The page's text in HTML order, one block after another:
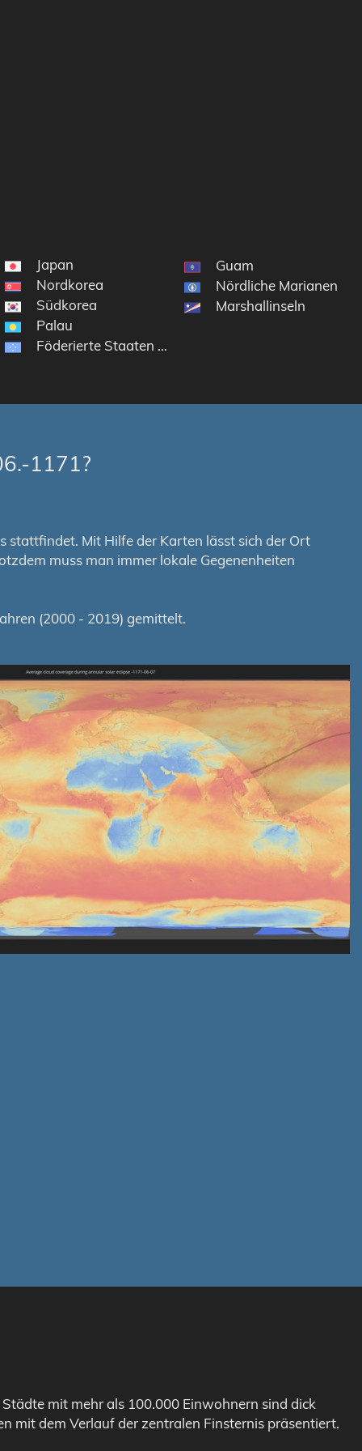
Japan
Nordkorea
Südkorea
Palau
Föderierte Staaten von Mikronesien
Guam
Nördliche Marianen
Marshallinseln
1171?
stattfindet. Mit Hilfe der Karten lässt sich der Ort
muss man immer lokale Gegenenheiten
(2000 - 2019) gemittelt.
mit mehr als 100.000 Einwohnern sind dick
mit dem Verlauf der zentralen Finsternis präsentiert.